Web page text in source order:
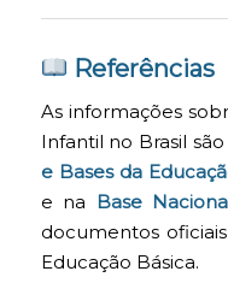
Referências
As informações
Infantil no Brasil
e Bases da
e na
Base
documentos
Educação Básica.